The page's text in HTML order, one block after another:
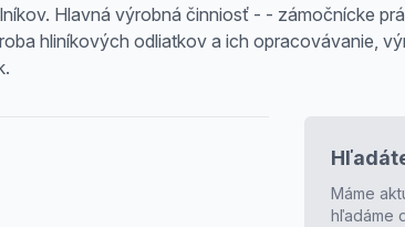
Hlavná výrobná činniosť - - zámočnícke
hliníkových odliatkov a ich opracovávanie,
Máme
hľadáme